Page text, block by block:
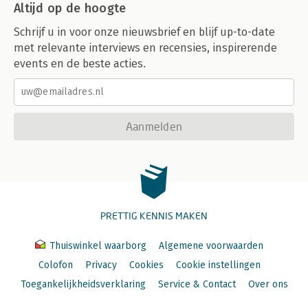
7.1 Brainstormen
7.2 Olifantenpaadjes
7.3 Stimulerende beperking
7.4 Kantoorsafari
Praktijkverhaal Bas Drijfhout
Praktijkverhaal Ruben Cales en Pim Meijer
7.6 Online en offline energizers
HOOFDSTUK 8. IMPROVISEREN
DE ADVISEUR ALS BELANGRIJKSTE INTERVENTIE-INSTRUMENT
Praktijkverhaal Marc van Leeuwen
8.2 Contracteren
8.3 Vertragen of stilleggen
8.4 Interventies overdragen
8.5 Wendingen
Altijd op de hoogte
Schrijf u in voor onze nieuwsbrief en blijf up-to-date
met relevante interviews en recensies, inspirerende
events en de beste acties.
Aanmelden
PRETTIG KENNIS MAKEN
Thuiswinkel waarborg
Algemene voorwaarden
Colofon
Privacy Cookies
Cookie instellingen
Toegankelijkheidsverklaring
Service & Contact Over ons